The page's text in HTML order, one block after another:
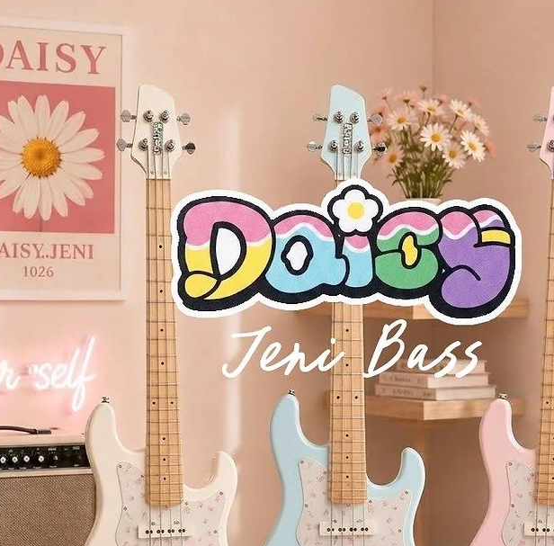
x 3, Electric Piano x 2, Harpsichord, Organ x 2)
(40 BPM–120 BPM)
(2/4, 3/4, 4/4, 5/4, 4/6, none)
(Headphone/Line Out), PEDAL
x 50 mm/3.94″ x 1.97″) x 2
AC adapter (included)
(W x D x H):
x 336 mm x 117 mm / 51.65″ x 13.23″ x 4.61″ (including projections, excluding STB1 optional
x 750 mm / 51.65″ x 13.23″ x 29.53″ (including STB1 optional stand and projections, excluding
lbs.(excluding STB1 optional stand and music stand)
lbs. (including STB1 optional stand, excluding music stand)
:
AC adapter, Music stand